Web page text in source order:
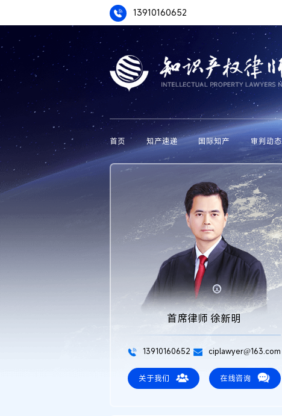
13910160652
首页 知产速递 国际知产 审判动态
首席律师 徐新明
13910160652 ciplawyer@163.com
关于我们 在线咨询